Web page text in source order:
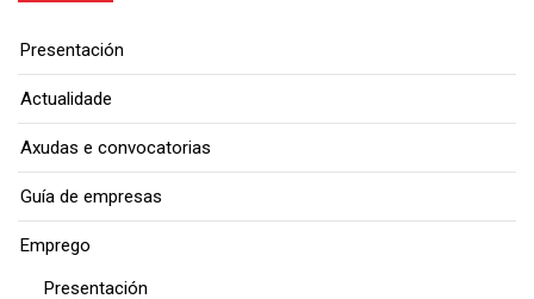
Presentación
Actualidade
Axudas e convocatorias
Guía de empresas
Emprego
Presentación